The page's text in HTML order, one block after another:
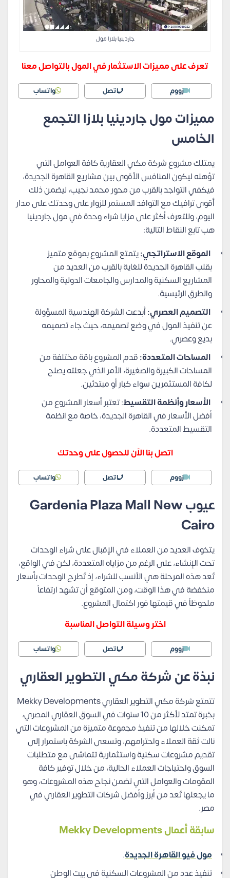
جاردينيا بلازا مول
تعرف على مميزات الاستثمار في المول بالتواصل معنا
زووم اتصل واتساب
مميزات مول جاردينيا بلازا التجمع
الخامس
يمتلك مشروع شركة مكي العقارية كافة العوامل التي
تؤهله ليكون المنافس الأقوى بين مشاريع القاهرة الجديدة،
فيكفي التواجد بالقرب من محور محمد نجيب، ليضمن ذلك
أقوى ترافيك مع التوافد المستمر للزوار على وحدتك على مدار
اليوم، وللتعرف أكثر على مزايا شراء وحدة في مول جاردينيا
هب تابع النقاط التالية:
الموقع الاستراتجي:يتمتع المشروع بموقع متميز
بقلب القاهرة الجديدة للغاية بالقرب من العديد من
المشاريع السكنية والمدارس والجامعات الدولية والمحاور
والطرق الرئيسية.
التصميم العصري:أبدعت الشركة الهندسية المسؤولة
عن تنفيذ المول في وضع تصميمه، حيث جاء تصميمه
بديع وعصري.
المساحات المتعددة:قدم المشروع باقة مختلفة من
المساحات الكبيرة والصغيرة، الأمر الذي جعلته يصلح
لكافة المستثمرين سواء كبار أو مبتدئين.
الأسعار وأنظمة التقسيط: تعتبر أسعار المشروع من
أفضل الأسعار في القاهرة الجديدة، خاصة مع انظمة
التقسيط المتعددة.
اتصل بنا الآن للحصول على وحدتك
زووم اتصل واتساب
عيوبGardenia Plaza Mall New
Cairo
يتخوف العديد من العملاء في الإقبال على شراء الوحدات
تحت الإنشاء، على الرغم من مزاياه المتعددة، لكن في الواقع،
تُعد هذه المرحلة هي الأنسب للشراء، إذ تُطرح الوحدات بأسعار
منخفضة في هذا الوقت، ومن المتوقع أن تشهد ارتفاعاً
ملحوظاً في قيمتها فور اكتمال المشروع.
اختر وسيلة التواصل المناسبة
زووم اتصل واتساب
نبذة عن شركة مكي التطوير العقاري
تتمتع شركة مكي التطوير العقاري Mekky Developments
بخبرة تمتد لأكثر من 10 سنوات في السوق العقاري المصري،
تمكنت خلالها من تنفيذ مجموعة متميزة من المشروعات التي
نالت ثقة العملاء واحترامهم، وتسعى الشركة باستمرار إلى
تقديم مشروعات سكنية واستثمارية تتماشى مع متطلبات
السوق واحتياجات العملاء الحالية، من خلال توفير كافة
المقومات والعوامل التي تضمن نجاح هذه المشروعات، وهو
ما يجعلها تُعد من أبرز وأفضل شركات التطوير العقاري في
مصر.
سابقة أعمالMekky Developments
مول فيو القاهرة الجديدة.
تنفيذ عدد من المشروعات السكنية في بيت الوطن